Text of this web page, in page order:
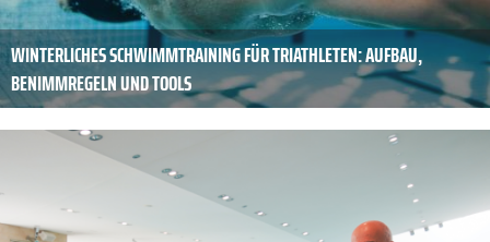
WINTERLICHES SCHWIMMTRAINING FÜR TRIATHLETEN: AUFBAU,
BENIMMREGELN UND TOOLS